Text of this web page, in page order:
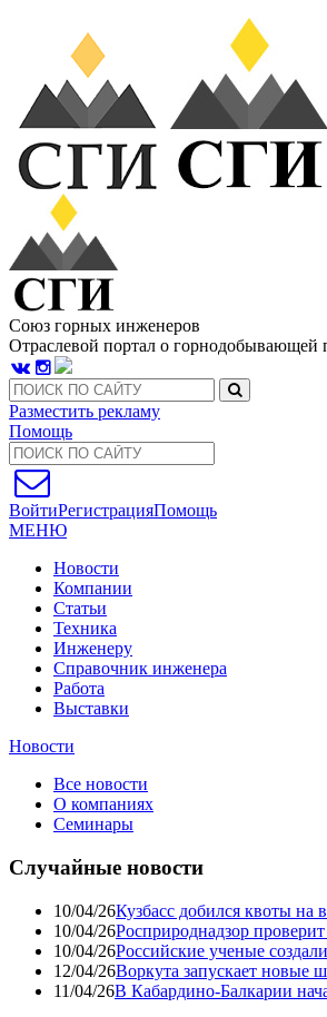
Союз горных инженеров
Отраслевой портал о
Разместить рекламу
Помощь
ВойтиРегистрацияПомощь
МЕНЮ
Новости
Компании
Статьи
Техника
Инженеру
Справочник инженера
Работа
Выставки
Новости
Все новости
О компаниях
Семинары
Случайные новости
10/04/26Кузбасс добился квоты на
10/04/26Росприроднадзор
10/04/26Российские ученые
12/04/26Воркута запускает новые
11/04/26В Кабардино-Балкарии